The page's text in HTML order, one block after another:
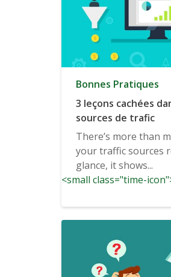
Bonnes Pratiques
3 leçons cachées
sources de trafic
There’s more than
your traffic sources
glance, it shows...
<small class="time-